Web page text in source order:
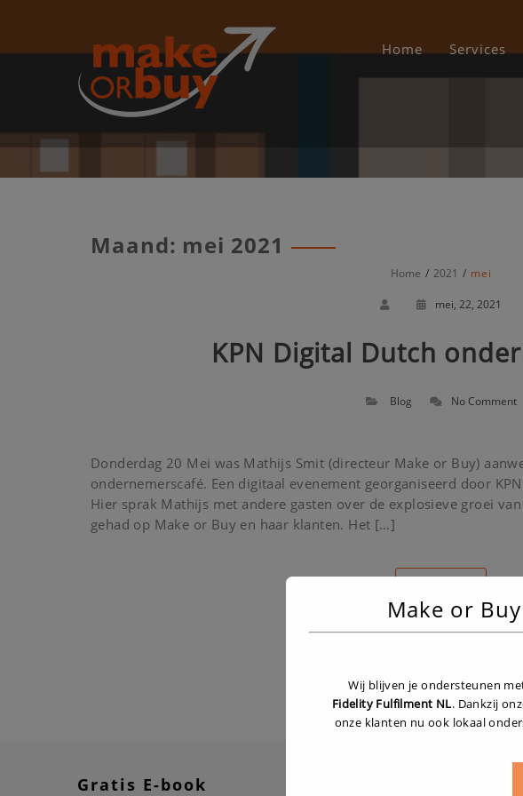
Home Services
Maand: mei 2021
Home 2021 mei
mei, 22, 2021
KPN Digital Dutch
Blog No Comment
Donderdag 20 Mei was Mathijs Smit (directeur Make or Buy)
ondernemerscafé. Een digitaal evenement georganiseerd door
Hier sprak Mathijs met andere gasten over de explosieve groei
gehad op Make or Buy en haar klanten. Het […]
Share
Gratis E-book
Make or
Wij blijven je ondersteunen
Fidelity Fulfilment NL. Dankzij
onze klanten nu ook lokaal